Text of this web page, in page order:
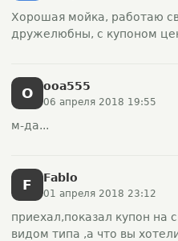
Хорошая мойка, работаю
дружелюбны, с купоном
O ooa555
06 апреля 2018 19:55
м-да...
F Fablo
01 апреля 2018 23:12
приехал,показал купон на
видом типа ,а что вы